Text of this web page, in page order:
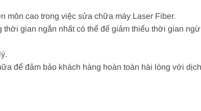
môn cao trong việc sửa chữa máy Laser Fiber.
gian ngắn nhất có thể để giảm thiểu thời gian
để đảm bảo khách hàng hoàn toàn hài lòng với